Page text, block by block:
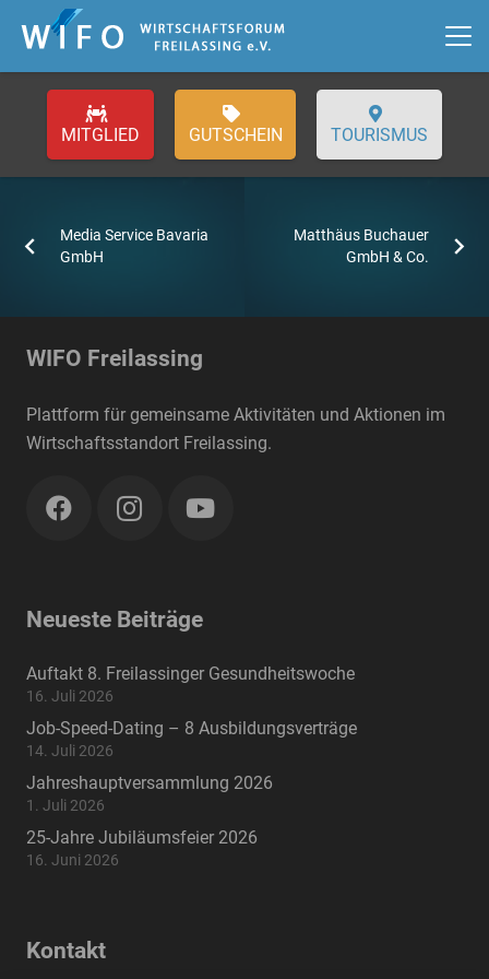
GUTSCHEIN TOURISMUS
Media Service Bavaria
GmbH
Matthäus Buchauer
GmbH & Co.
WIFO Freilassing
Plattform für gemeinsame Aktivitäten und Aktionen im
Wirtschaftsstandort Freilassing.
Neueste Beiträge
Auftakt 8. Freilassinger Gesundheitswoche
16. Juli 2026
Job-Speed-Dating – 8 Ausbildungsverträge
14. Juli 2026
Jahreshauptversammlung 2026
1. Juli 2026
25-Jahre Jubiläumsfeier 2026
16. Juni 2026
Kontakt